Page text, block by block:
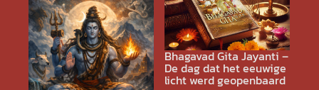
Bhagavad Gita Jayanti –
De dag dat het eeuwige
licht werd geopenbaard